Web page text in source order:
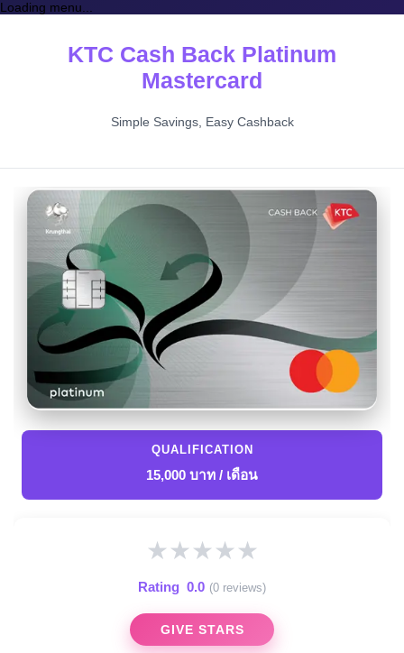
Loading menu...
KTC Cash Back Platinum
Mastercard
Simple Savings, Easy Cashback
QUALIFICATION
15,000 บาท / เดือน
★★★★★
Rating 0.0 (0 reviews)
GIVE STARS